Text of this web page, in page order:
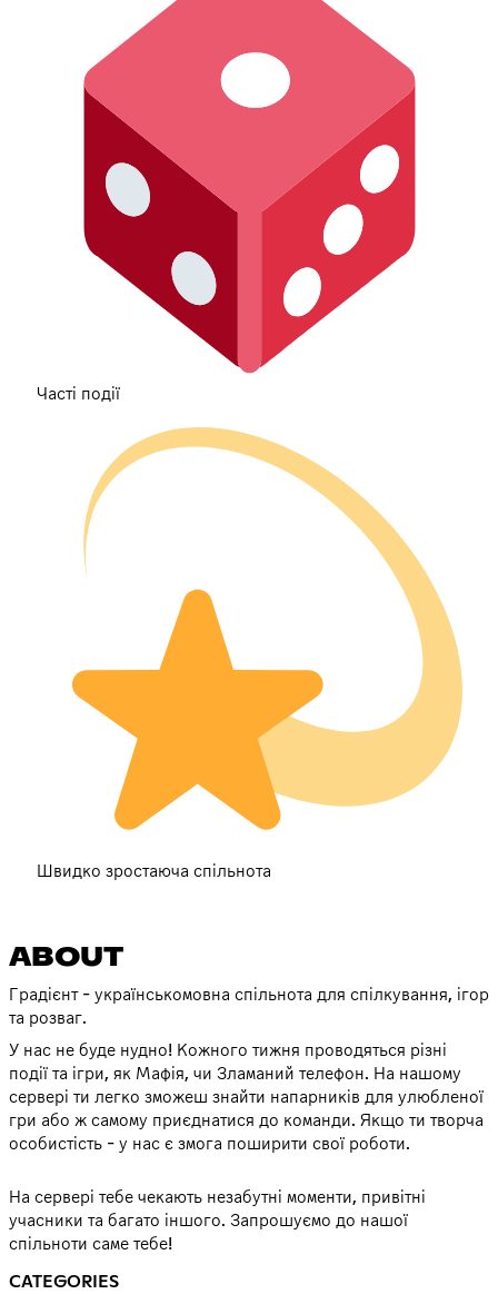
Часті події
Швидко зростаюча спільнота
ABOUT
Градієнт - українськомовна спільнота для спілкування, ігор
та розваг.
У нас не буде нудно! Кожного тижня проводяться різні
події та ігри, як Мафія, чи Зламаний телефон. На нашому
сервері ти легко зможеш знайти напарників для улюбленої
гри або ж самому приєднатися до команди. Якщо ти творча
особистість - у нас є змога поширити свої роботи.
На сервері тебе чекають незабутні моменти, привітні
учасники та багато іншого. Запрошуємо до нашої
спільноти саме тебе!
CATEGORIES